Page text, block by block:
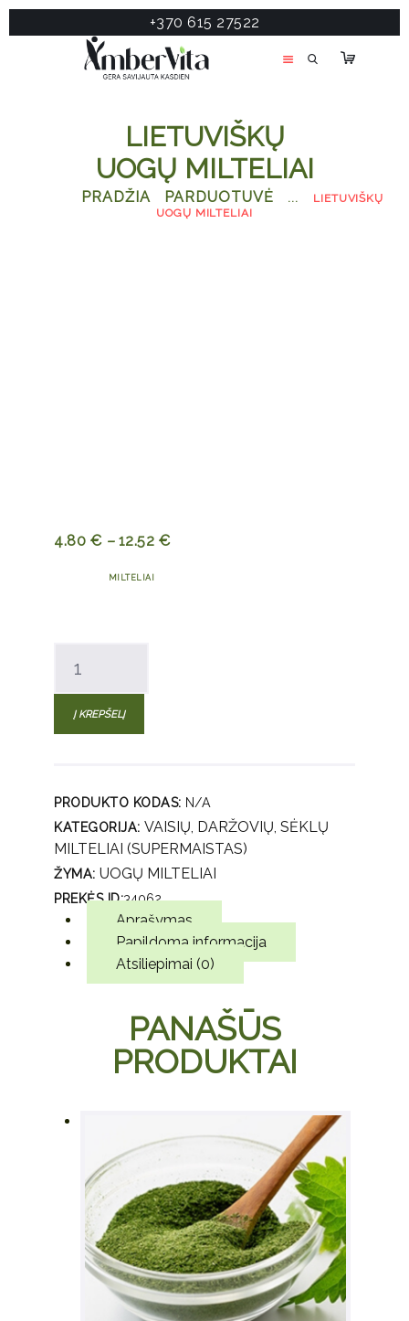
+370 615 27522
LIETUVIŠKŲ
UOGŲ MILTELIAI
PRADŽIA PARDUOTUVĖ ...
LIETUVIŠKŲ
UOGŲ MILTELIAI
PASLAUGOS
PRODUKTAI
APIE MANE
TESTAS
KONTAKTAI
4.80 €– 12.52 €
MILTELIAI
kiekis:
Lietuviškų
uogų
Į KREPŠELĮ
PRODUKTO KODAS: N/A
KATEGORIJA: VAISIŲ, DARŽOVIŲ, SĖKLŲ
MILTELIAI (SUPERMAISTAS)
ŽYMA: UOGŲ MILTELIAI
PREKĖS ID:34062
Aprašymas
Papildoma informacija
Atsiliepimai (0)
PANAŠŪS
PRODUKTAI